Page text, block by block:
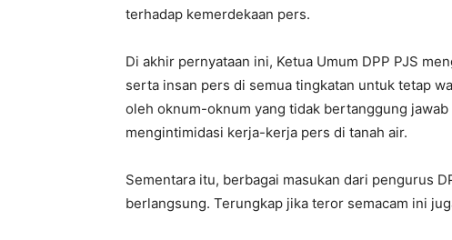
terhadap kemerdekaan pers.
Di akhir pernyataan ini, Ketua Umum DPP PJS
serta insan pers di semua tingkatan untuk tetap
oleh oknum-oknum yang tidak bertanggung
mengintimidasi kerja-kerja pers di tanah air.
Sementara itu, berbagai masukan dari pengurus
berlangsung. Terungkap jika teror semacam ini